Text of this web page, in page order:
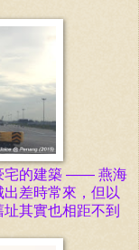
宅的建築 —— 燕海
差時常來，但以
址其實也相距不到